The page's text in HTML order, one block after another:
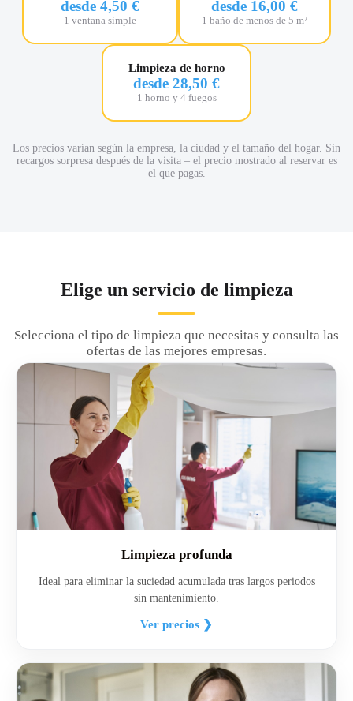
desde 4,50 €
1 ventana simple
desde 16,00 €
1 baño de menos de 5 m²
Limpieza de horno
desde 28,50 €
1 horno y 4 fuegos
Los precios varían según la empresa, la ciudad y el tamaño del hogar. Sin
recargos sorpresa después de la visita – el precio mostrado al reservar es
el que pagas.
Elige un servicio de limpieza
Selecciona el tipo de limpieza que necesitas y consulta las
ofertas de las mejores empresas.
Limpieza profunda
Ideal para eliminar la suciedad acumulada tras largos periodos
sin mantenimiento.
Ver precios ❯